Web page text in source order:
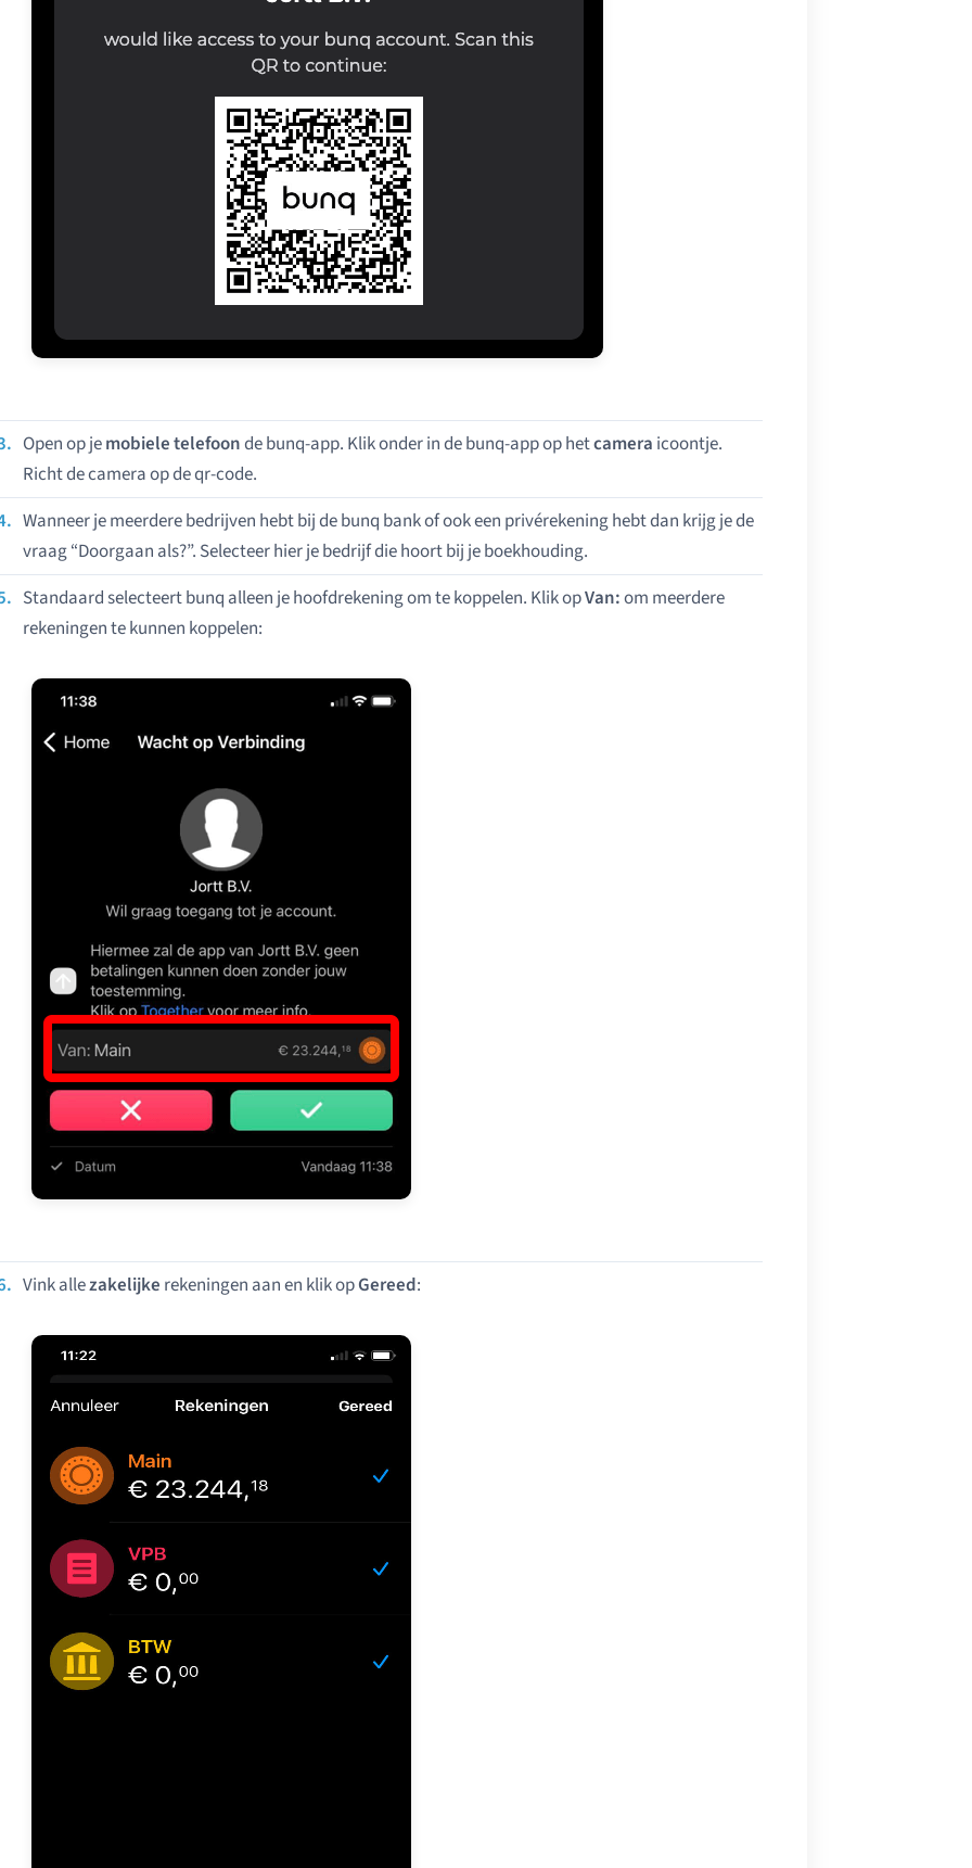
Open op jemobiele telefoonde bunq-app. Klik onder in de bunq-app op hetcamera icoontje.
Richt de camera op de qr-code.
Wanneer je meerdere bedrijven hebt bij de bunq bank of ook een privérekening hebt dan krijg je de
vraag “Doorgaan als?”. Selecteer hier je bedrijf die hoort bij je boekhouding.
Standaard selecteert bunq alleen je hoofdrekening om te koppelen. Klik opVan:om meerdere
rekeningen te kunnen koppelen:
Vink allezakelijke rekeningen aan en klik opGereed: